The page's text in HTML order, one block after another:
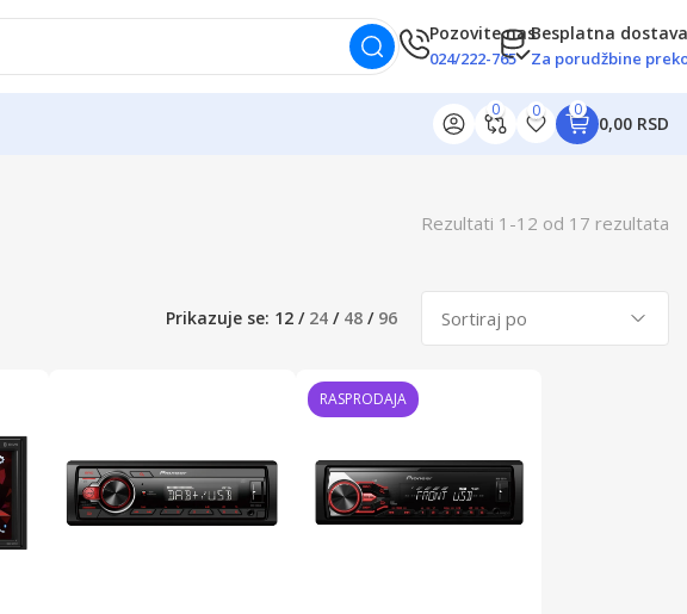
Pozovite nas
024/222-765
Besplatna
Za porudžbine
0 0 0
0,00 RSD
Rezultati 1 -12 od 17 rezultata
Prikazuje se: 12 / 24 / 48 / 96
RASPRODAJA